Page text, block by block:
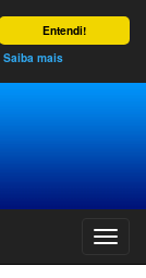
Entendi!
Saiba mais